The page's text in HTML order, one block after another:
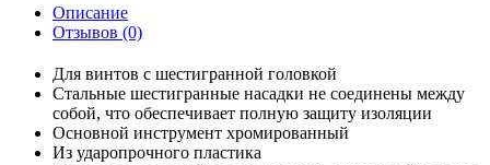
Описание
Отзывов (0)
Для винтов с шестигранной головкой
Стальные шестигранные насадки не соединены между
собой, что обеспечивает полную защиту изоляции
Основной инструмент хромированный
Из ударопрочного пластика